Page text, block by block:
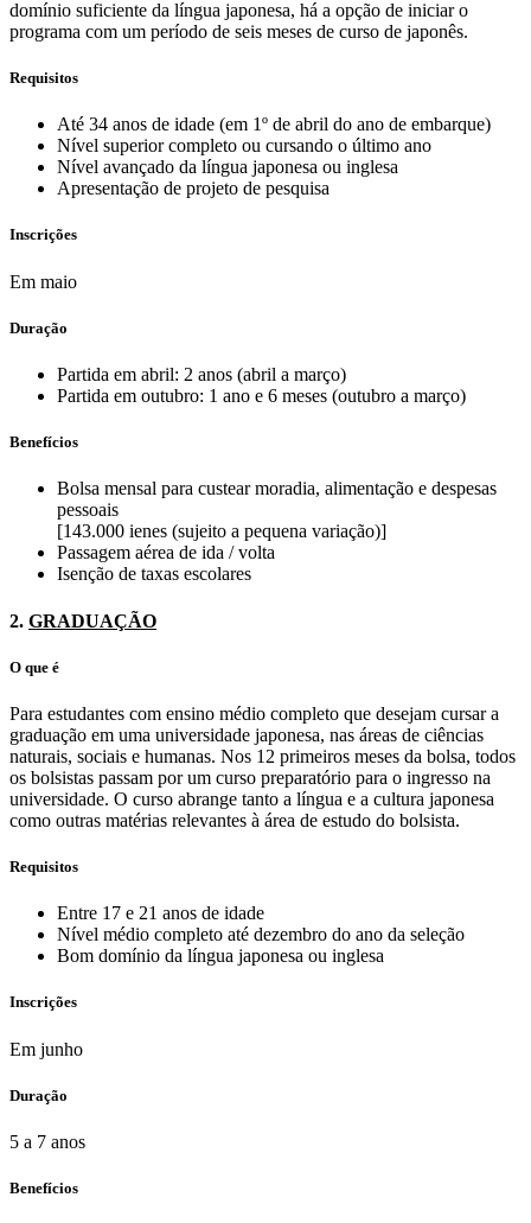
domínio suficiente da língua japonesa, há a opção de iniciar o
programa com um período de seis meses de curso de japonês.
Requisitos
Até 34 anos de idade (em 1º de abril do ano de embarque)
Nível superior completo ou cursando o último ano
Nível avançado da língua japonesa ou inglesa
Apresentação de projeto de pesquisa
Inscrições
Em maio
Duração
Partida em abril: 2 anos (abril a março)
Partida em outubro: 1 ano e 6 meses (outubro a março)
Benefícios
Bolsa mensal para custear moradia, alimentação e despesas
pessoais
[143.000 ienes (sujeito a pequena variação)]
Passagem aérea de ida / volta
Isenção de taxas escolares
2. GRADUAÇÃO
O que é
Para estudantes com ensino médio completo que desejam cursar a
graduação em uma universidade japonesa, nas áreas de ciências
naturais, sociais e humanas. Nos 12 primeiros meses da bolsa, todos
os bolsistas passam por um curso preparatório para o ingresso na
universidade. O curso abrange tanto a língua e a cultura japonesa
como outras matérias relevantes à área de estudo do bolsista.
Requisitos
Entre 17 e 21 anos de idade
Nível médio completo até dezembro do ano da seleção
Bom domínio da língua japonesa ou inglesa
Inscrições
Em junho
Duração
5 a 7 anos
Benefícios